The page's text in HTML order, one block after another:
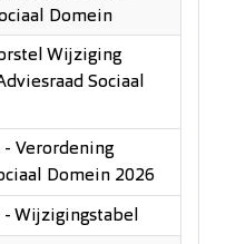
Domein
Wijziging
Sociaal
- Verordening
Domein 2026
- Wijzigingstabel